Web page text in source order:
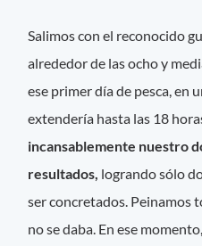
Salimos con el reconocido
alrededor de las ocho y
ese primer día de pesca, en
extendería hasta las 18
incansablemente nuestro
resultados, logrando sólo
ser concretados. Peinamos
no se daba. En ese